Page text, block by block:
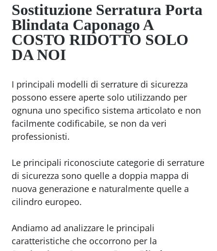
Sostituzione Serratura Porta
Blindata CaponagoA
COSTO RIDOTTO SOLO
DA NOI
I principali modelli di serrature di sicurezza
possono essere aperte solo utilizzando per
ognuna uno specifico sistema articolato e non
facilmente codificabile, se non da veri
professionisti.
Le principali riconosciute categorie di serrature
di sicurezza sono quelle a doppia mappa di
nuova generazione e naturalmente quelle a
cilindro europeo.
Andiamo ad analizzare le principali
caratteristiche che occorrono per la